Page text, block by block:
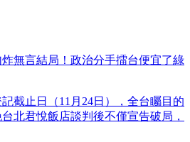
無言結局！政治分手擂台便宜了綠
截止日（11月24日），全台矚目的
北君悅飯店談判後不僅宣告破局，